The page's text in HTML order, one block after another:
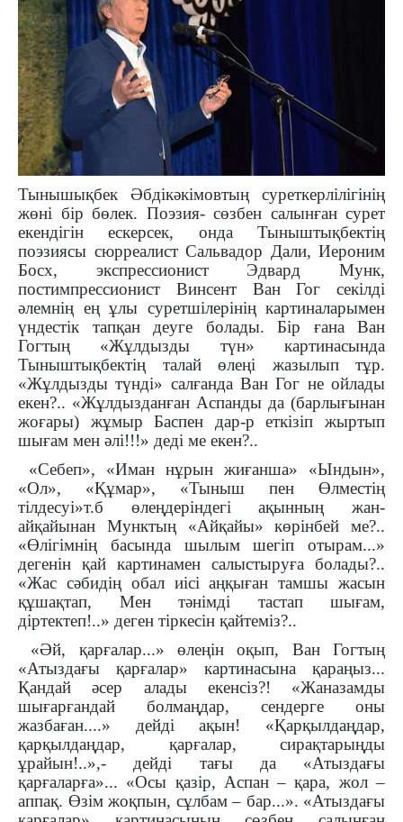
Тынышықбек Әбдікәкімовтың суреткерлілігінің
жөні бір бөлек. Поэзия- сөзбен салынған сурет
екендігін ескерсек, онда Тыныштықбектің
поэзиясы сюрреалист Сальвадор Дали, Иероним
Босх, экспрессионист Эдвард Мунк,
постимпрессионист Винсент Ван Гог секілді
әлемнің ең ұлы суретшілерінің картиналарымен
үндестік тапқан деуге болады. Бір ғана Ван
Гогтың «Жұлдызды түн» картинасында
Тыныштықбектің талай өлеңі жазылып тұр.
«Жұлдызды түнді» салғанда Ван Гог не ойлады
екен?.. «Жұлдызданған Аспанды да (барлығынан
жоғары) жұмыр Баспен дар-р еткізіп жыртып
шығам мен әлі!!!» деді ме екен?..
«Себеп», «Иман нұрын жиғанша» «Ындын»,
«Ол», «Құмар», «Тыныш пен Өлместің
тілдесуі»т.б өлеңдеріндегі ақынның жан-
айқайынан Мунктың «Айқайы» көрінбей ме?..
«Өлігімнің басында шылым шегіп отырам...»
дегенін қай картинамен салыстыруға болады?..
«Жас сәбидің обал иісі аңқыған тамшы жасын
құшақтап, Мен тәнімді тастап шығам,
діртектеп!..» деген тіркесін қайтеміз?..
«Әй, қарғалар...» өлеңін оқып, Ван Гогтың
«Атыздағы қарғалар» картинасына қараңыз...
Қандай әсер алады екенсіз?! «Жаназамды
шығарғандай болмаңдар, сендерге оны
жазбаған....» дейді ақын! «Қарқылдаңдар,
қарқылдаңдар, қарғалар, сирақтарыңды
ұрайын!..»,- дейді тағы да «Атыздағы
қарғаларға»... «Осы қазір, Аспан – қара, жол –
аппақ. Өзім жоқпын, сұлбам – бар...». «Атыздағы